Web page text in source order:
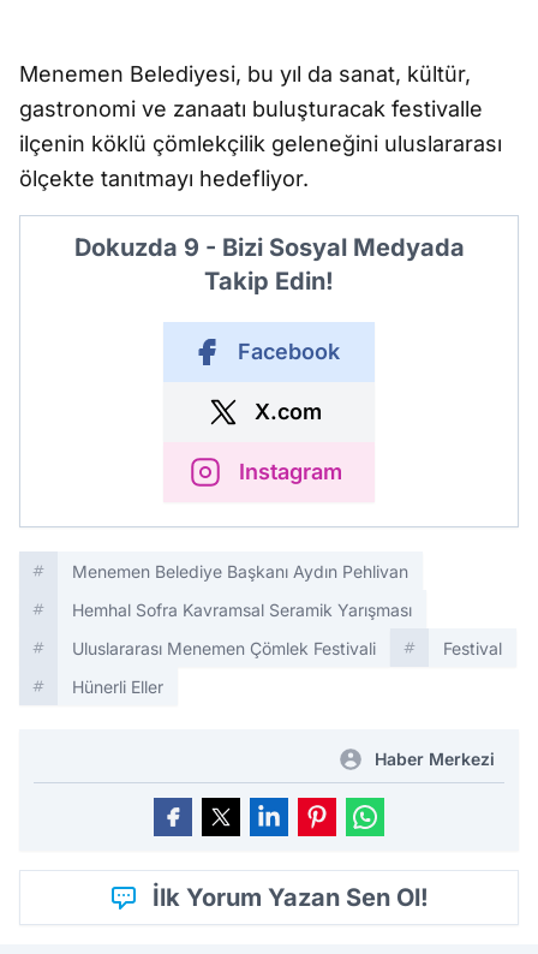
Menemen Belediyesi, bu yıl da sanat, kültür,
gastronomi ve zanaatı buluşturacak festivalle
ilçenin köklü çömlekçilik geleneğini uluslararası
ölçekte tanıtmayı hedefliyor.
Dokuzda 9 - Bizi Sosyal Medyada
Takip Edin!
Facebook
X.com
Instagram
Menemen Belediye Başkanı Aydın Pehlivan
Hemhal Sofra Kavramsal Seramik Yarışması
Uluslararası Menemen Çömlek Festivali
Festival
Hünerli Eller
Haber Merkezi
İlk Yorum Yazan Sen Ol!